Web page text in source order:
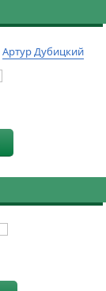
Артур Дубицкий